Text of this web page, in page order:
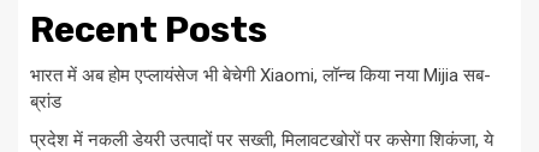
Recent Posts
भारत में अब होम एप्लायंसेज भी बेचेगी Xiaomi, लॉन्च किया नया Mijia सब-
ब्रांड
प्रदेश में नकली डेयरी उत्पादों पर सख्ती, मिलावटखोरों पर कसेगा शिकंजा, ये